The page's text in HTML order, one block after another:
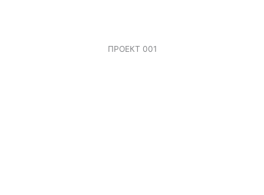
ПРОЕКТ 001